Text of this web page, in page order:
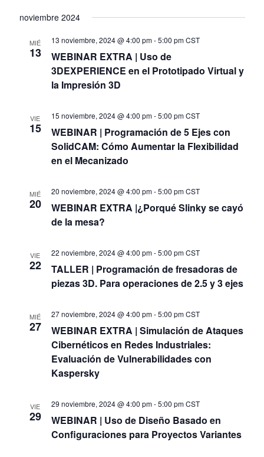
vistas
fecha.
noviembre 2024
MIÉ
13
13 noviembre, 2024 @ 4:00 pm-5:00 pm CST
WEBINAR EXTRA | Uso de
3DEXPERIENCE en el Prototipado Virtual y
la Impresión 3D
VIE
15
15 noviembre, 2024 @ 4:00 pm-5:00 pm CST
WEBINAR | Programación de 5 Ejes con
SolidCAM: Cómo Aumentar la Flexibilidad
en el Mecanizado
MIÉ
20
20 noviembre, 2024 @ 4:00 pm-5:00 pm CST
WEBINAR EXTRA |¿Porqué Slinky se cayó
de la mesa?
VIE
22
22 noviembre, 2024 @ 4:00 pm-5:00 pm CST
TALLER | Programación de fresadoras de
piezas 3D. Para operaciones de 2.5 y 3 ejes
MIÉ
27
27 noviembre, 2024 @ 4:00 pm-5:00 pm CST
WEBINAR EXTRA | Simulación de Ataques
Cibernéticos en Redes Industriales:
Evaluación de Vulnerabilidades con
Kaspersky
VIE
29
29 noviembre, 2024 @ 4:00 pm-5:00 pm CST
WEBINAR | Uso de Diseño Basado en
Configuraciones para Proyectos Variantes